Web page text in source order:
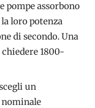
pompe assorbono
loro potenza
di secondo. Una
1800-
un
nominale